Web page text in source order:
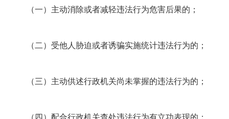
（一）主动消除或者减轻违法行为危害后果的；
（二）受他人胁迫或者诱骗实施统计违法行为的；
（三）主动供述行政机关尚未掌握的违法行为的；
（四）配合行政机关查处违法行为有立功表现的；